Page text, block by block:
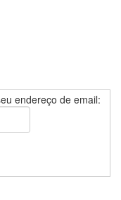
endereço de email: